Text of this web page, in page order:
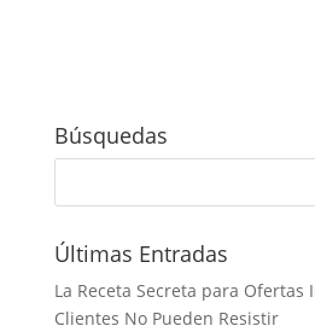
Búsquedas
Últimas Entradas
La Receta Secreta para
Clientes No Pueden Resistir